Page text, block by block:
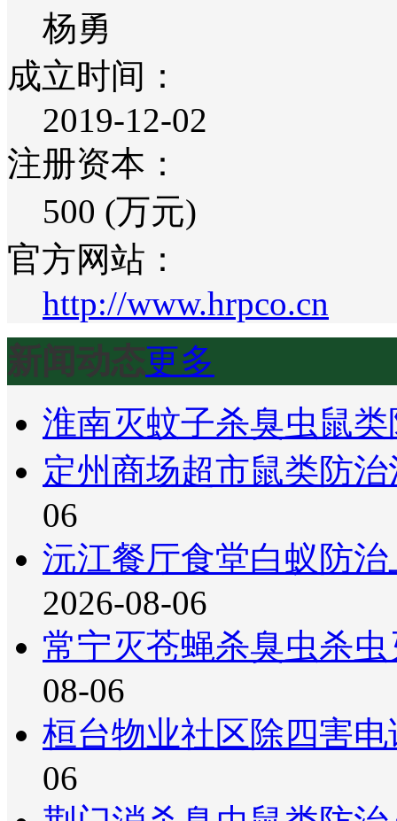
杨勇
成立时间：
2019-12-02
注册资本：
500 (万元)
官方网站：
http://www.hrpco.cn
新闻动态更多
淮南灭蚊子杀臭虫鼠
定州商场超市鼠类防
06
沅江餐厅食堂白蚁防
2026-08-06
常宁灭苍蝇杀臭虫杀
08-06
桓台物业社区除四害
06